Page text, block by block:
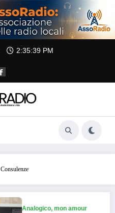
2:35:39 PM
Consulenze
Analogico, mon amour